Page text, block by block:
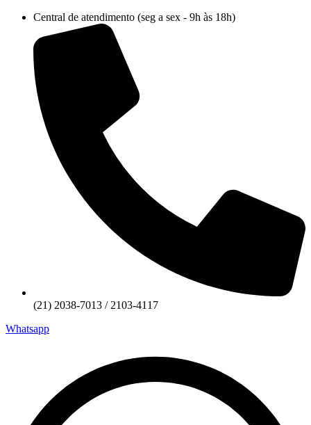
conteúdo
Central de atendimento (seg a sex - 9h às 18h)
(21) 2038-7013 / 2103-4117
Whatsapp